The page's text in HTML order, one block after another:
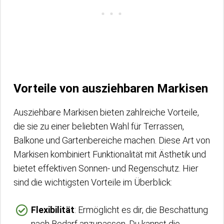
Vorteile von ausziehbaren Markisen
Ausziehbare Markisen bieten zahlreiche Vorteile,
die sie zu einer beliebten Wahl für Terrassen,
Balkone und Gartenbereiche machen. Diese Art von
Markisen kombiniert Funktionalität mit Ästhetik und
bietet effektiven Sonnen- und Regenschutz. Hier
sind die wichtigsten Vorteile im Überblick:
Flexibilität: Ermöglicht es dir, die Beschattung